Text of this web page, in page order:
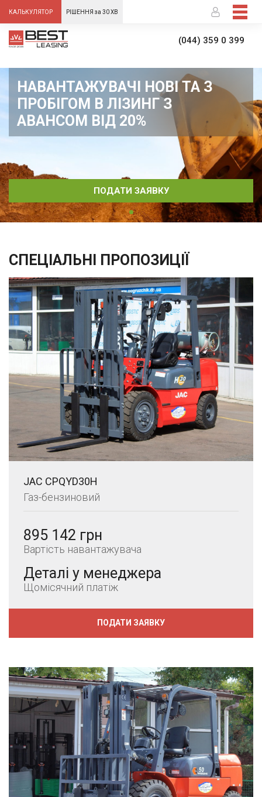
КАЛЬКУЛЯТОР РІШЕННЯ за 30 ХВ
(044) 359 0 399
НАВАНТАЖУВАЧІ НОВІ ТА З
ПРОБІГОМ В ЛІЗИНГ З
АВАНСОМ ВІД 20%
ПОДАТИ ЗАЯВКУ
СПЕЦІАЛЬНІ ПРОПОЗИЦІЇ
JAC CPQYD30H
Газ-бензиновий
895 142 грн
Вартість навантажувача
Деталі у менеджера
Щомісячний платіж
ПОДАТИ ЗАЯВКУ